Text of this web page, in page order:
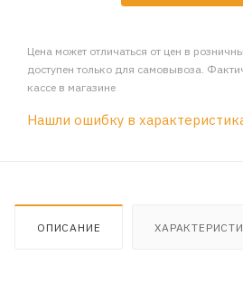
Цена может отличаться от цен в
доступен только для самовывоза.
кассе в магазине
Нашли ошибку в
ОПИСАНИЕ